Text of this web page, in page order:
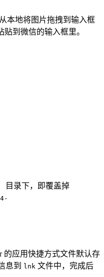
本地将图片拖拽到输入框
到微信的输入框里。
目录下，即覆盖掉
的应用快捷方式文件默认存
息到 lnk 文件中，完成后